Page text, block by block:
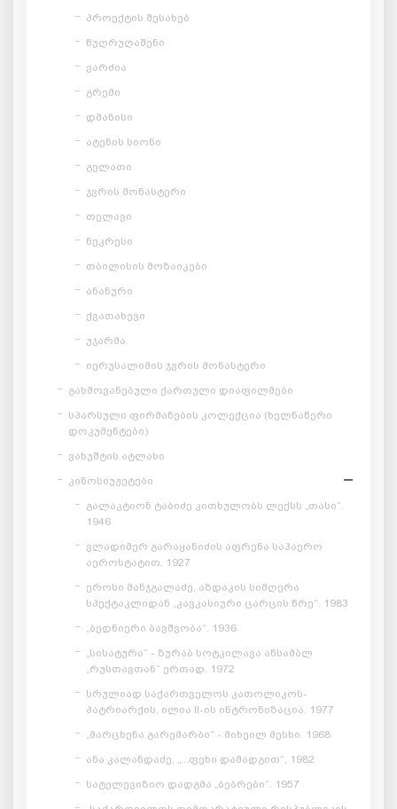
პროექტის შესახებ
წუღრუღაშენი
ვარძია
გრემი
დმანისი
ატენის სიონი
გელათი
ჯვრის მონასტერი
თელავი
ნეკრესი
თბილისის მოზაიკები
ანანური
ქვათახევი
უჯარმა
იერუსალიმის ჯვრის მონასტერი
გახმოვანებული ქართული დიაფილმები
სპარსული ფირმანების კოლექცია (ხელნაწერი
დოკუმენტები)
ვახუშტის ატლასი
კინოსიუჟეტები
გალაკტიონ ტაბიძე კითხულობს ლექსს „თასი“.
1946
ვლადიმერ გარაყანიძის აფრენა საჰაერო
აეროსტატით. 1927
ეროსი მანჯგალაძე, აზდაკის სიმღერა
სპექტაკლიდან „კავკასიური ცარცის წრე“. 1983
„ბედნიერი ბავშვობა“. 1936
„სისატურა“ - ზურაბ სოტკილავა ანსამბლ
„რუსთავთან“ ერთად. 1972
სრულიად საქართველოს კათოლიკოს-
პატრიარქის, ილია II-ის ინტრონიზაცია. 1977
„მარცხენა გარემარბი“ - მიხეილ მესხი. 1968
ანა კალანდაძე, „...ფეხი დამადგით“, 1982
სატელევიზიო დადგმა „ბებრები“. 1957